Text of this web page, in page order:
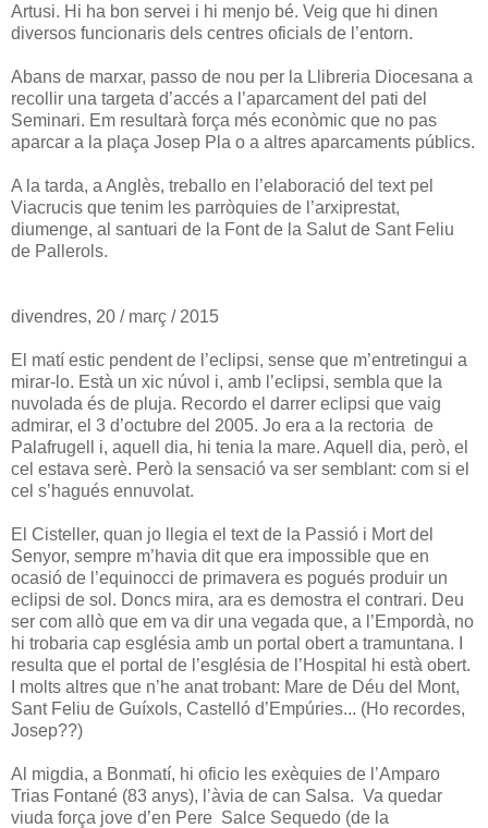
Artusi. Hi ha bon servei i hi menjo bé. Veig que hi dinen
diversos funcionaris dels centres oficials de l’entorn.
Abans de marxar, passo de nou per la Llibreria Diocesana a
recollir una targeta d’accés a l’aparcament del pati del
Seminari. Em resultarà força més econòmic que no pas
aparcar a la plaça Josep Pla o a altres aparcaments públics.
A la tarda, a Anglès, treballo en l’elaboració del text pel
Viacrucis que tenim les parròquies de l’arxiprestat,
diumenge, al santuari de la Font de la Salut de Sant Feliu
de Pallerols.
divendres, 20 / març / 2015
El matí estic pendent de l’eclipsi, sense que m’entretingui a
mirar-lo. Està un xic núvol i, amb l’eclipsi, sembla que la
nuvolada és de pluja. Recordo el darrer eclipsi que vaig
admirar, el 3 d’octubre del 2005. Jo era a la rectoria de
Palafrugell i, aquell dia, hi tenia la mare. Aquell dia, però, el
cel estava serè. Però la sensació va ser semblant: com si el
cel s’hagués ennuvolat.
El Cisteller, quan jo llegia el text de la Passió i Mort del
Senyor, sempre m’havia dit que era impossible que en
ocasió de l’equinocci de primavera es pogués produir un
eclipsi de sol. Doncs mira, ara es demostra el contrari. Deu
ser com allò que em va dir una vegada que, a l’Empordà, no
hi trobaria cap església amb un portal obert a tramuntana. I
resulta que el portal de l’església de l’Hospital hi està obert.
I molts altres que n’he anat trobant: Mare de Déu del Mont,
Sant Feliu de Guíxols, Castelló d’Empúries... (Ho recordes,
Josep??)
Al migdia, a Bonmatí, hi oficio les exèquies de l’Amparo
Trias Fontané (83 anys), l’àvia de can Salsa. Va quedar
viuda força jove d’en Pere Salce Sequedo (de la